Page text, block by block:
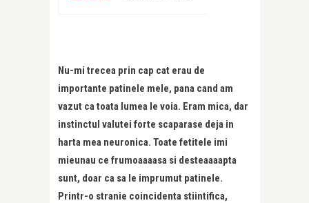
Nu-mi trecea prin cap cat erau de
importante patinele mele, pana cand am
vazut ca toata lumea le voia. Eram mica, dar
instinctul valutei forte scaparase deja in
harta mea neuronica. Toate fetitele imi
mieunau ce frumoaaaasa si desteaaaapta
sunt, doar ca sa le imprumut patinele.
Printr-o stranie coincidenta stiintifica,